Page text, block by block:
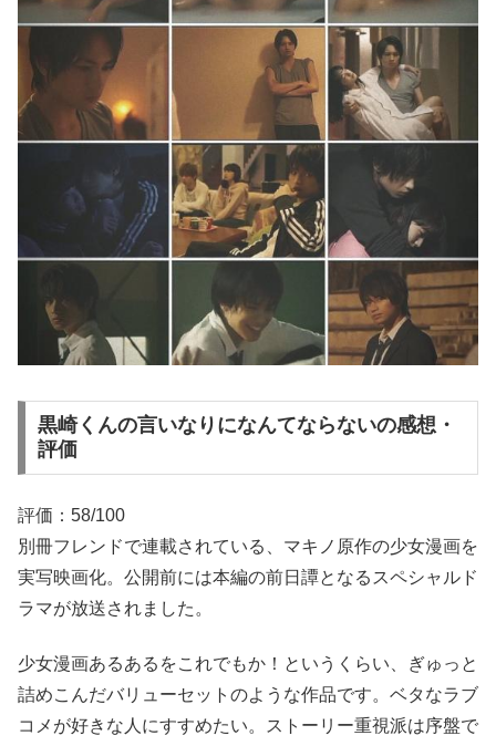
黒崎くんの言いなりになんてならないの感想・
評価
評価：58/100
別冊フレンドで連載されている、マキノ原作の少女漫画を
実写映画化。公開前には本編の前日譚となるスペシャルド
ラマが放送されました。
少女漫画あるあるをこれでもか！というくらい、ぎゅっと
詰めこんだバリューセットのような作品です。ベタなラブ
コメが好きな人にすすめたい。ストーリー重視派は序盤で